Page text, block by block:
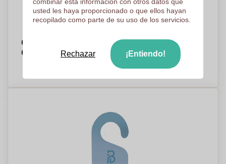
Caja de Pastillas Rotatoria - Warbstow -
Galbárruli
PRECIO A PEDIDO
usted les haya proporcionado o que ellos hayan
recopilado como parte de su uso de los servicios.
Rechazar ¡Entiendo!